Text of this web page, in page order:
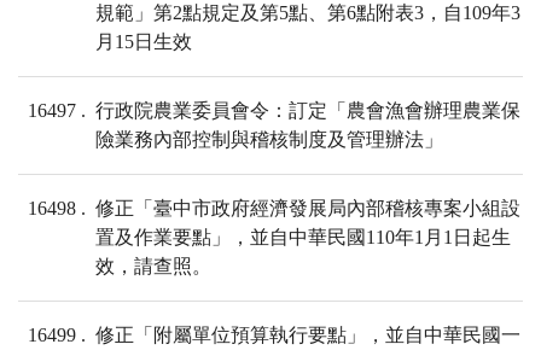
規範」第2點規定及第5點、第6點附表3，自109年3
月15日生效
16497
行政院農業委員會令：訂定「農會漁會辦理農業保
險業務內部控制與稽核制度及管理辦法」
16498
修正「臺中市政府經濟發展局內部稽核專案小組設
置及作業要點」，並自中華民國110年1月1日起生
效，請查照。
16499
修正「附屬單位預算執行要點」，並自中華民國一